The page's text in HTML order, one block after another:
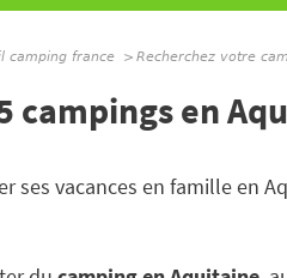
camping france Recherchez votre
campings en
ses vacances en famille en